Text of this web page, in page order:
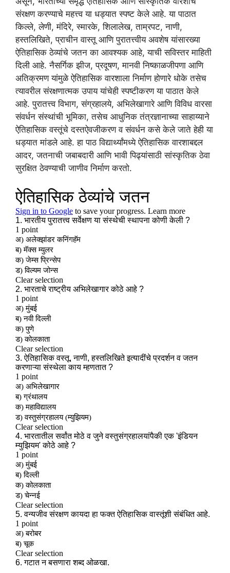
संरक्षण करण्याचे महत्त्व या धड्यात स्पष्ट केले आहे. या पाठात
किल्ले, लेणी, मंदिरे, स्मारके, शिलालेख, ताम्रपट, नाणी,
हस्तलिखिते, प्राचीन वास्तू आणि पुरातत्त्वीय अवशेष यांसारख्या
ऐतिहासिक ठेव्यांचे जतन का आवश्यक आहे, याची सविस्तर माहिती
दिली आहे. नैसर्गिक झीज, प्रदूषण, मानवी निष्काळजीपणा आणि
अतिक्रमण यांमुळे ऐतिहासिक वारशाला निर्माण होणारे धोके तसेच
त्यावरील संरक्षणात्मक उपाय यांचेही स्पष्टीकरण या पाठात केले
आहे. पुरातत्त्व विभाग, संग्रहालये, अभिलेखागारे आणि विविध वारसा
संवर्धन संस्थांची भूमिका, तसेच आधुनिक तंत्रज्ञानाच्या साहाय्याने
ऐतिहासिक वस्तूंचे दस्तऐवजीकरण व संवर्धन कसे केले जाते हेही या
धड्यात मांडले आहे. हा पाठ विद्यार्थ्यांमध्ये ऐतिहासिक वारशाबद्दल
आदर, जतनाची जबाबदारी आणि भावी पिढ्यांसाठी सांस्कृतिक ठेवा
सुरक्षित ठेवण्याची जाणीव निर्माण करतो.